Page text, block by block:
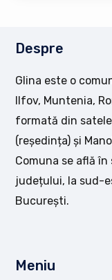
Despre
Glina este o
Ilfov, Muntenia,
formată din
(reședința) și
Comuna se află
județului, la sud-
București.
Meniu